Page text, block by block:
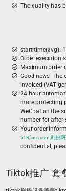
The quality has
start time(avg):
Order execution
Maximum order
Good news: The
invoiced (VAT
24-hour
more protecting
WeChat on the
number for after-
Your order
518fans.com 刷粉网]
confidential,
Tiktok推广 套